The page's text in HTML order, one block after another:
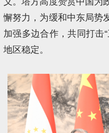
懈努力，为缓和中东局势
加强多边合作，共同打击
地区稳定。